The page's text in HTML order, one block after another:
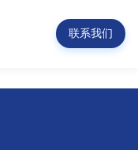
联系我们